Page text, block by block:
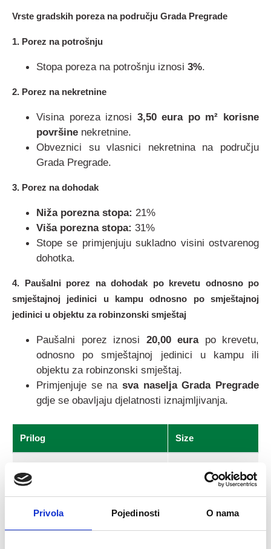
Privola Pojedinosti O nama
Vrste gradskih poreza na području Grada Pregrade
1. Porez na potrošnju
Stopa poreza na potrošnju iznosi 3%.
2. Porez na nekretnine
Visina poreza iznosi 3,50 eura po m² korisne
površine nekretnine.
Obveznici su vlasnici nekretnina na području
Grada Pregrade.
3. Porez na dohodak
Niža porezna stopa: 21%
Viša porezna stopa: 31%
Stope se primjenjuju sukladno visini ostvarenog
dohotka.
4. Paušalni porez na dohodak po krevetu odnosno po
smještajnoj jedinici u kampu odnosno po smještajnoj
jedinici u objektu za robinzonski smještaj
Paušalni porez iznosi 20,00 eurapo krevetu,
odnosno po smještajnoj jedinici u kampu ili
objektu za robinzonski smještaj.
Primjenjuje se na sva naselja Grada Pregrade
gdje se obavljaju djelatnosti iznajmljivanja.
Prilog Size
Odluka o visini paušalnog
78.35 KB